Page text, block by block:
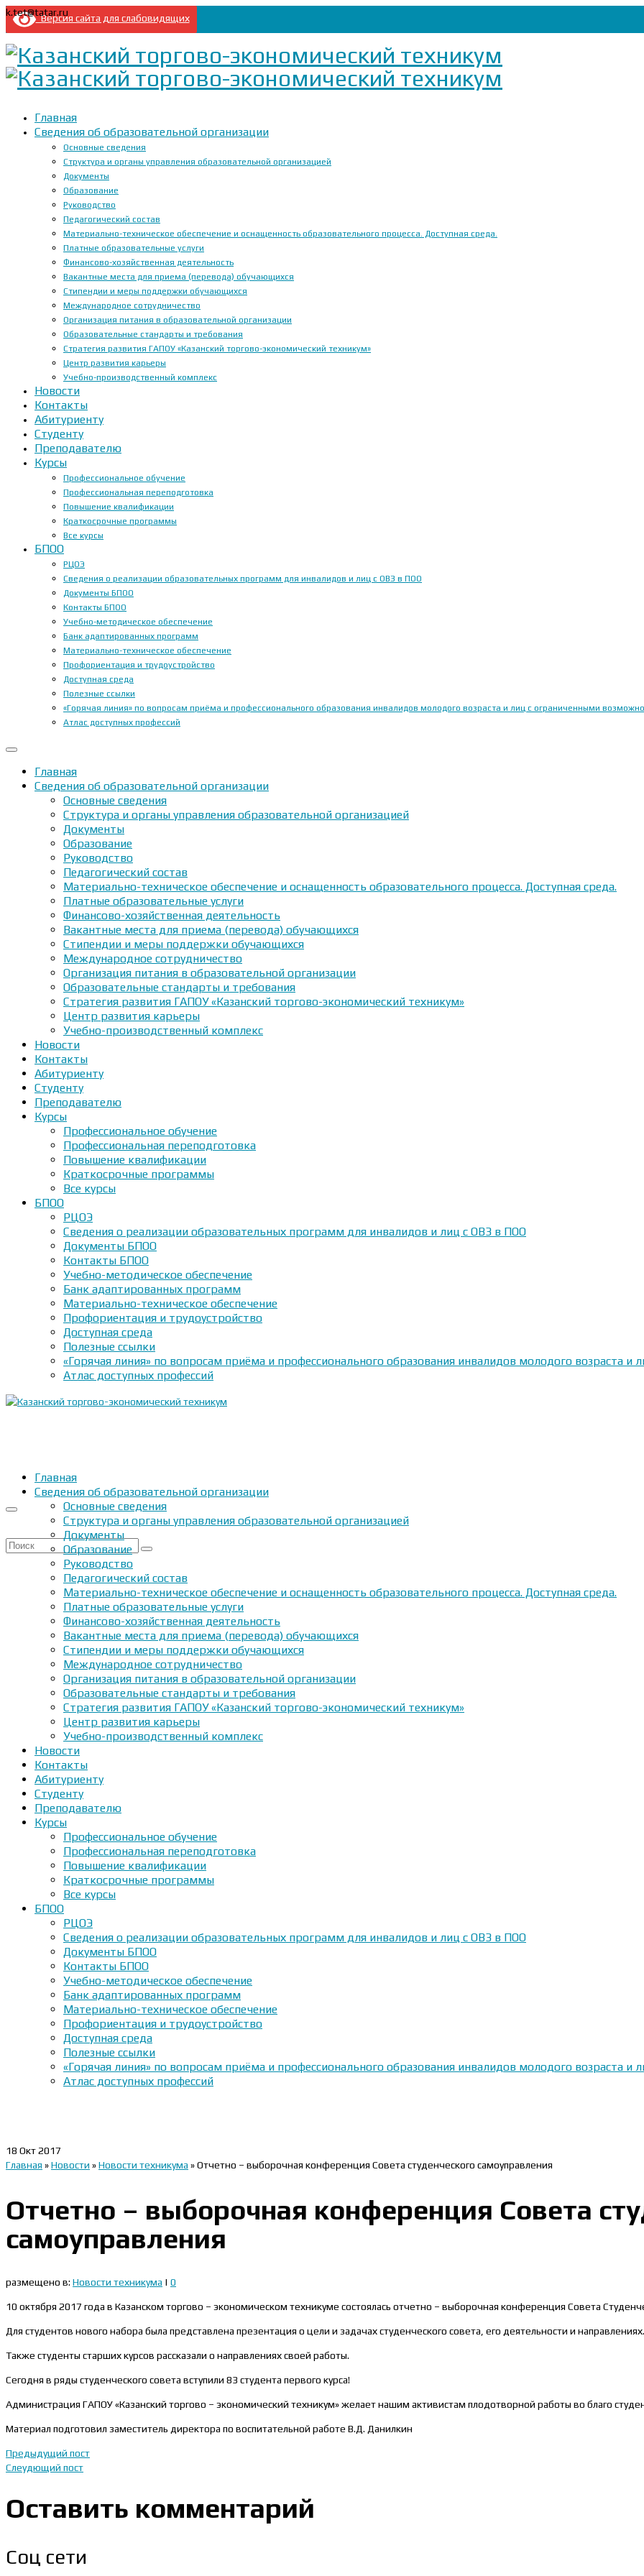
Версия сайта для слабовидящих
k.tet@tatar.ru
Главная
Сведения об образовательной организации
Основные сведения
Структура и органы управления образовательной организацией
Документы
Образование
Руководство
Педагогический состав
Материально-техническое обеспечение и оснащенность образовательного процесса. Доступная среда.
Платные образовательные услуги
Финансово-хозяйственная деятельность
Вакантные места для приема (перевода) обучающихся
Стипендии и меры поддержки обучающихся
Международное сотрудничество
Организация питания в образовательной организации
Образовательные стандарты и требования
Стратегия развития ГАПОУ «Казанский торгово-экономический техникум»
Центр развития карьеры
Учебно-производственный комплекс
Новости
Контакты
Абитуриенту
Студенту
Преподавателю
Курсы
Профессиональное обучение
Профессиональная переподготовка
Повышение квалификации
Краткосрочные программы
Все курсы
БПОО
РЦОЭ
Сведения о реализации образовательных программ для инвалидов и лиц с ОВЗ в ПОО
Документы БПОО
Контакты БПОО
Учебно-методическое обеспечение
Банк адаптированных программ
Материально-техническое обеспечение
Профориентация и трудоустройство
Доступная среда
Полезные ссылки
«Горячая линия» по вопросам приёма и профессионального образования инвалидов молодого возраста и лиц с ограниченными
Атлас доступных профессий
Главная
Сведения об образовательной организации
Основные сведения
Структура и органы управления образовательной организацией
Документы
Образование
Руководство
Педагогический состав
Материально-техническое обеспечение и оснащенность образовательного процесса. Доступная среда.
Платные образовательные услуги
Финансово-хозяйственная деятельность
Вакантные места для приема (перевода) обучающихся
Стипендии и меры поддержки обучающихся
Международное сотрудничество
Организация питания в образовательной организации
Образовательные стандарты и требования
Стратегия развития ГАПОУ «Казанский торгово-экономический техникум»
Центр развития карьеры
Учебно-производственный комплекс
Новости
Контакты
Абитуриенту
Студенту
Преподавателю
Курсы
Профессиональное обучение
Профессиональная переподготовка
Повышение квалификации
Краткосрочные программы
Все курсы
БПОО
РЦОЭ
Сведения о реализации образовательных программ для инвалидов и лиц с ОВЗ в ПОО
Документы БПОО
Контакты БПОО
Учебно-методическое обеспечение
Банк адаптированных программ
Материально-техническое обеспечение
Профориентация и трудоустройство
Доступная среда
Полезные ссылки
«Горячая линия» по вопросам приёма и профессионального образования инвалидов молодого возраста
Атлас доступных профессий
Искать:
Главная
Сведения об образовательной организации
Основные сведения
Структура и органы управления образовательной организацией
Документы
Образование
Руководство
Педагогический состав
Материально-техническое обеспечение и оснащенность образовательного процесса. Доступная среда.
Платные образовательные услуги
Финансово-хозяйственная деятельность
Вакантные места для приема (перевода) обучающихся
Стипендии и меры поддержки обучающихся
Международное сотрудничество
Организация питания в образовательной организации
Образовательные стандарты и требования
Стратегия развития ГАПОУ «Казанский торгово-экономический техникум»
Центр развития карьеры
Учебно-производственный комплекс
Новости
Контакты
Абитуриенту
Студенту
Преподавателю
Курсы
Профессиональное обучение
Профессиональная переподготовка
Повышение квалификации
Краткосрочные программы
Все курсы
БПОО
РЦОЭ
Сведения о реализации образовательных программ для инвалидов и лиц с ОВЗ в ПОО
Документы БПОО
Контакты БПОО
Учебно-методическое обеспечение
Банк адаптированных программ
Материально-техническое обеспечение
Профориентация и трудоустройство
Доступная среда
Полезные ссылки
«Горячая линия» по вопросам приёма и профессионального образования инвалидов молодого возраста
Атлас доступных профессий
18 Окт 2017
Главная »Новости »Новости техникума »Отчетно – выборочная конференция Совета студенческого самоуправления
Отчетно – выборочная конференция Совета
самоуправления
размещено в: Новости техникума | 0
10 октября 2017 года в Казанском торгово – экономическом техникуме состоялась отчетно – выборочная конференция Совета
Для студентов нового набора была представлена презентация о цели и задачах студенческого совета, его деятельности и направлениях.
Также студенты старших курсов рассказали о направлениях своей работы.
Сегодня в ряды студенческого совета вступили 83 студента первого курса!
Администрация ГАПОУ «Казанский торгово – экономический техникум» желает нашим активистам плодотворной работы во благо
Материал подготовил заместитель директора по воспитательной работе В.Д. Данилкин
Предыдущий пост
Слеудющий пост
Оставить комментарий
Соц сети